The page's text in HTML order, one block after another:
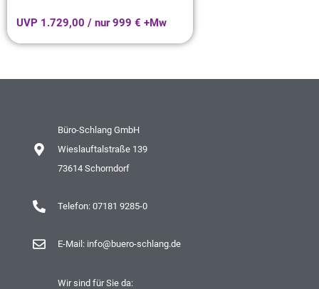
UVP 1.729,00 / nur 999 € +Mw
Büro-Schlang GmbH
Wieslauftalstraße 139
73614 Schorndorf
Telefon: 07181 9285-0
E-Mail: info@buero-schlang.de
Wir sind für Sie da: